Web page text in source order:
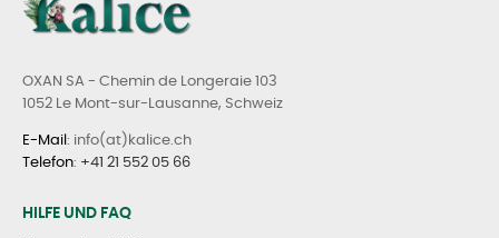
OXAN SA - Chemin de Longeraie 103
1052 Le Mont-sur-Lausanne, Schweiz
E-Mail : info(at)kalice.ch
Telefon: +41 21 552 05 66
HILFE UND FAQ